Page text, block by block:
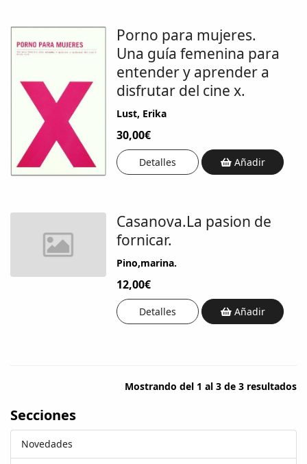
Porno para mujeres.
Una guía femenina para
entender y aprender a
disfrutar del cine x.
Lust, Erika
30,00€
Detalles Añadir
Casanova.La pasion de
fornicar.
Pino,marina.
12,00€
Detalles Añadir
Mostrando del 1 al 3 de 3 resultados
Secciones
Novedades